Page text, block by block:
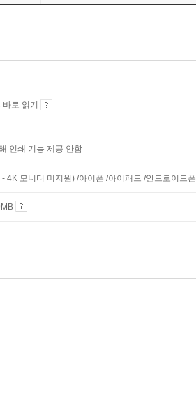
로 읽기
인쇄 기능 제공 안함
4K 모니터 미지원) /아이폰 /아이패드 /안드로이드